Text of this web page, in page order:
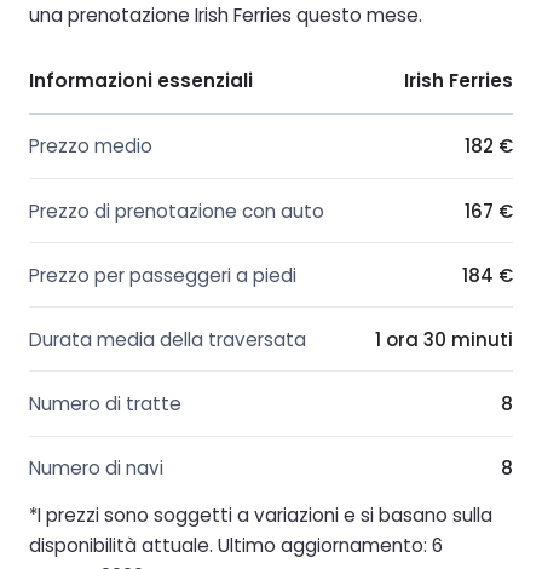
una prenotazione Irish Ferries questo mese.
Informazioni essenziali Irish Ferries
Prezzo medio 182 €
Prezzo di prenotazione con auto 167 €
Prezzo per passeggeri a piedi 184 €
Durata media della traversata 1 ora 30 minuti
Numero di tratte 8
Numero di navi
8
*I prezzi sono soggetti a variazioni e si basano sulla
disponibilità attuale. Ultimo aggiornamento: 6